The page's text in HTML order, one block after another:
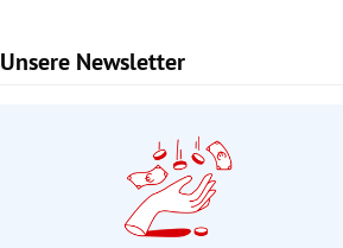
Unsere Newsletter
Slide 1 von 9